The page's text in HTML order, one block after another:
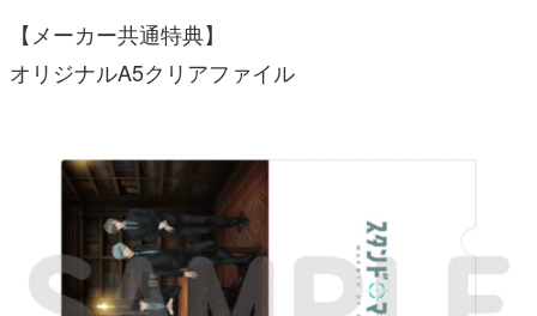
【メーカー共通特典】
オリジナルA5クリアファイル